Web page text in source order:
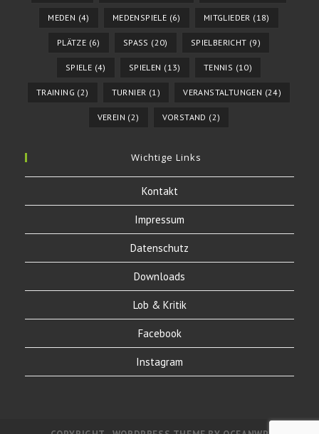
MEDEN (4) MEDENSPIELE (6) MITGLIEDER (18)
PLÄTZE (6) SPASS (20) SPIELBERICHT (9)
SPIELE (4) SPIELEN (13) TENNIS (10)
TRAINING (2) TURNIER (1) VERANSTALTUNGEN (24)
VEREIN (2) VORSTAND (2)
Wichtige Links
Kontakt
Impressum
Datenschutz
Downloads
Lob & Kritik
Facebook
Instagram